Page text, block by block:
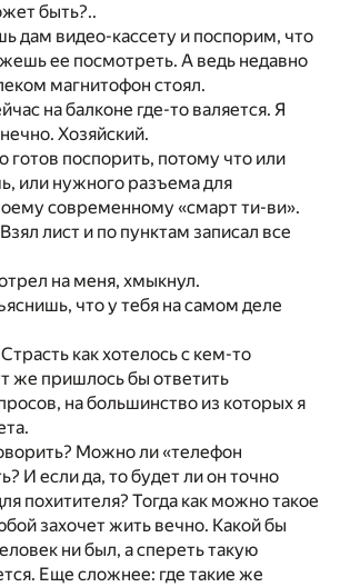
быть?..
дам видео-кассету и поспорим, что
ее посмотреть. А ведь недавно
магнитофон стоял.
на балконе где-то валяется. Я
Хозяйский.
готов поспорить, потому что или
или нужного разъема для
современному «смарт ти-ви».
лист и по пунктам записал все
на меня, хмыкнул.
что у тебя на самом деле
как хотелось с кем-то
же пришлось бы ответить
на большинство из которых я
Можно ли «телефон
И если да, то будет ли он точно
похитителя? Тогда как можно такое
захочет жить вечно. Какой бы
ни был, а спереть такую
Еще сложнее: где такие же